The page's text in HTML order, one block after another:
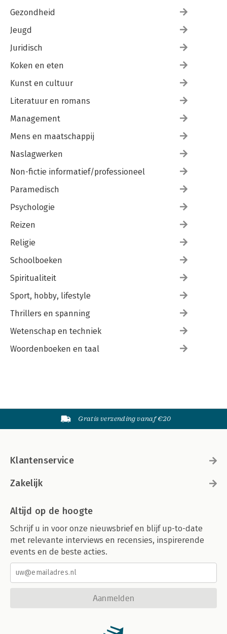
Gezondheid
Jeugd
Juridisch
Koken en eten
Kunst en cultuur
Literatuur en romans
Management
Mens en maatschappij
Naslagwerken
Non-fictie informatief/professioneel
Paramedisch
Psychologie
Reizen
Religie
Schoolboeken
Spiritualiteit
Sport, hobby, lifestyle
Thrillers en spanning
Wetenschap en techniek
Woordenboeken en taal
Gratis verzending vanaf €20
Klantenservice
Zakelijk
Altijd op de hoogte
Schrijf u in voor onze nieuwsbrief en blijf up-to-date
met relevante interviews en recensies, inspirerende
events en de beste acties.
Aanmelden